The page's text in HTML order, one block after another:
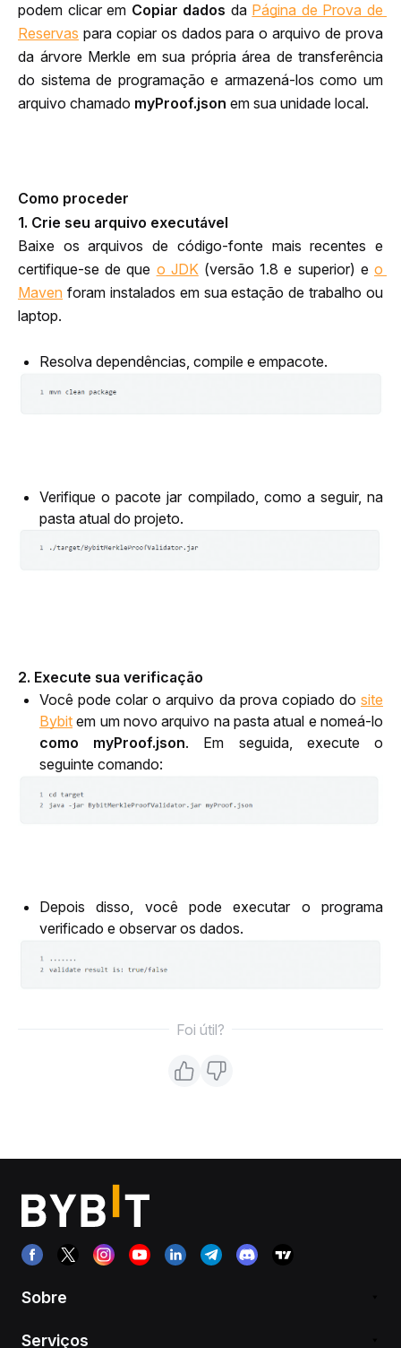
podem clicar em Copiar dados da Página de Prova de
Reservas para copiar os dados para o arquivo de prova
da árvore Merkle em sua própria área de transferência
do sistema de programação e armazená-los como um
arquivo chamado myProof.json em sua unidade local.
Como proceder
1. Crie seu arquivo executável
Baixe os arquivos de código-fonte mais recentes e
certifique-se de que o JDK (versão 1.8 e superior) e o
Maven foram instalados em sua estação de trabalho ou
laptop.
Resolva dependências, compile e empacote.
Verifique o pacote jar compilado, como a seguir, na
pasta atual do projeto.
2. Execute sua verificação
Você pode colar o arquivo da prova copiado do site
Bybit em um novo arquivo na pasta atual e nomeá-lo
como myProof.json. Em seguida, execute o
seguinte comando:
Depois disso, você pode executar o programa
verificado e observar os dados.
Foi útil?
Sobre
Serviços